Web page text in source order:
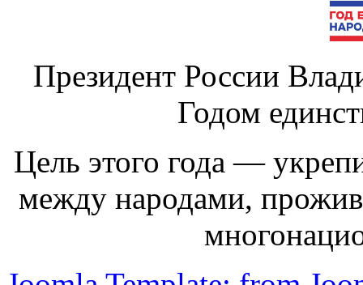
Президент России
Годом
Цель этого года —
между народами,